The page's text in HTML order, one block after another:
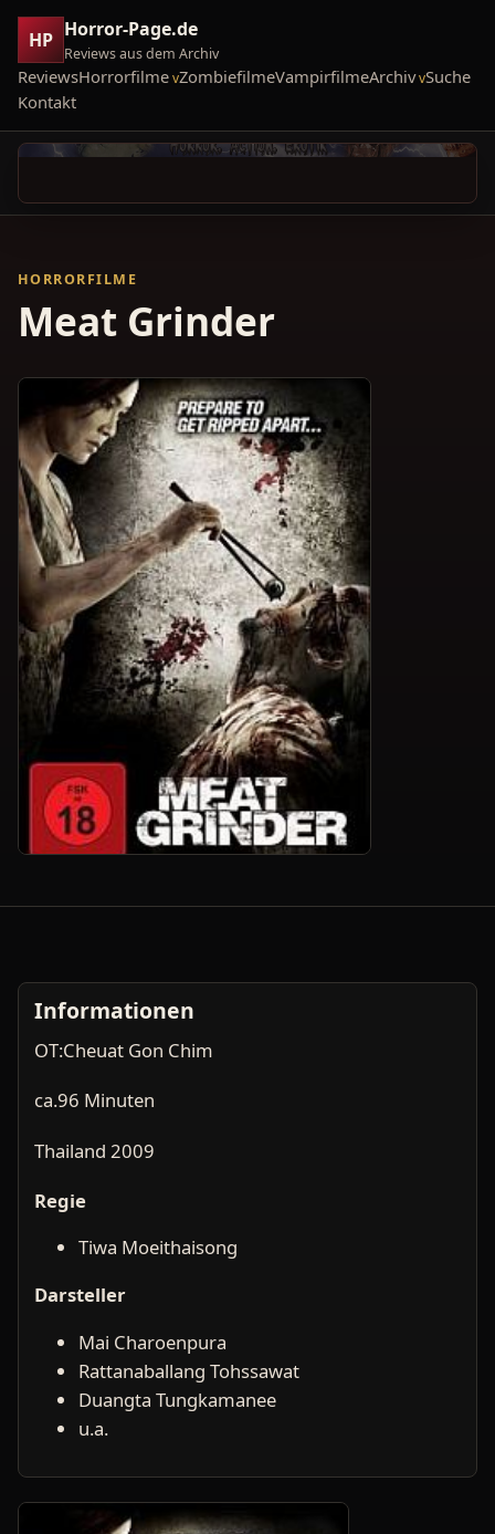
HP Horror-Page.de
Reviews aus dem Archiv
ReviewsHorrorfilme ZombiefilmeVampirfilmeArchiv Suche
Kontakt
HORRORFILME
Meat Grinder
Informationen
OT:Cheuat Gon Chim
ca.96 Minuten
Thailand 2009
Regie
Tiwa Moeithaisong
Darsteller
Mai Charoenpura
Rattanaballang Tohssawat
Duangta Tungkamanee
u.a.